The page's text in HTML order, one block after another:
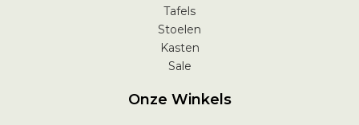
Tafels
Stoelen
Kasten
Sale
Onze Winkels